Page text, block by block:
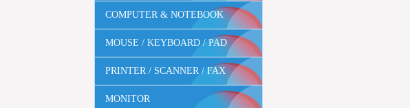
COMPUTER & NOTEBOOK
MOUSE / KEYBOARD / PAD
PRINTER / SCANNER / FAX
MONITOR